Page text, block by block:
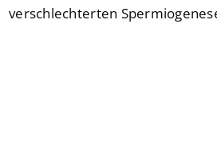
verschlechterten